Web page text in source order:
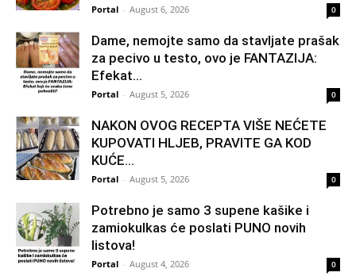
Portal - August 6, 2026 0
Dame, nemojte samo da stavljate prašak
za pecivo u testo, ovo je FANTAZIJA:
Efekat...
Portal - August 5, 2026 0
NAKON OVOG RECEPTA VIŠE NEĆETE
KUPOVATI HLJEB, PRAVITE GA KOD
KUĆE…
Portal - August 5, 2026 0
Potrebno je samo 3 supene kašike i
zamiokulkas će poslati PUNO novih
listova!
Portal - August 4, 2026 0